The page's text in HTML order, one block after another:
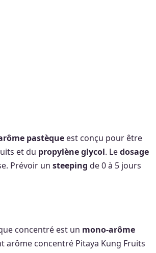
pastèque est conçu pour être
et du propylène glycol. Ledosage
Prévoir un steeping de 0 à 5 jours
concentré est un mono-arôme
arôme concentré Pitaya Kung Fruits